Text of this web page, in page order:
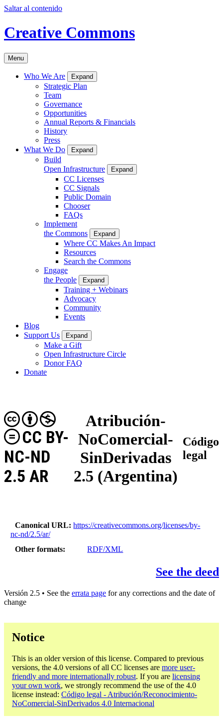
Saltar al contenido
Creative Commons
Menu
Who We Are Expand
Strategic Plan
Team
Governance
Opportunities
Annual Reports & Financials
History
Press
What We Do
Expand
Build
Open Infrastructure
Expand
CC Licenses
CC Signals
Public Domain
Chooser
FAQs
Implement
the Commons
Expand
Where CC Makes An Impact
Resources
Search the Commons
Engage
the People
Expand
Training + Webinars
Advocacy
Community
Events
Blog
Support Us
Expand
Make a Gift
Open Infrastructure Circle
Donor FAQ
Donate
Atribución-
NoComercial-
SinDerivadas
2.5 (Argentina)
CC BY-
NC-ND
2.5 AR
Código
legal
Canonical URL
https://creativecommons.org/licenses/by-
nc-nd/2.5/ar/
Other formats
RDF/XML
See the deed
Versión 2.5 • See the errata page for any corrections and the date of
change
Notice
This is an older version of this license. Compared to previous
versions, the 4.0 versions of all CC licenses are more user-
friendly and more internationally robust. If you are licensing
your own work, we strongly recommend the use of the 4.0
license instead: Código legal - Atribución/Reconocimiento-
NoComercial-SinDerivados 4.0 Internacional